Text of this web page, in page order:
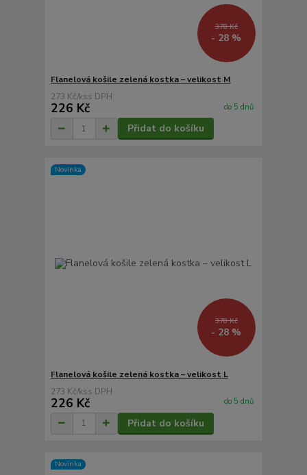
378 Kč
- 28 %
Flanelová košile zelená kostka – velikost M
273 Kč/ks
226 Kč do 5 dnů
Přidat do košíku
Novinka
378 Kč
- 28 %
Flanelová košile zelená kostka – velikost L
273 Kč/ks
226 Kč do 5 dnů
Přidat do košíku
Novinka